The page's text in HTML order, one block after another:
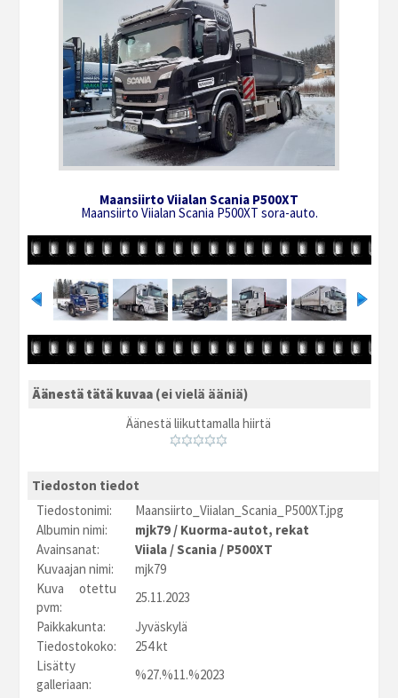
Maansiirto Viialan Scania P500XT
Maansiirto Viialan Scania P500XT sora-auto.
Äänestä tätä kuvaa (ei vielä ääniä)
Äänestä liikuttamalla hiirtä
Tiedoston tiedot
Tiedostonimi:
Maansiirto_Viialan_Scania_P500XT.jpg
Albumin nimi:
mjk79 / Kuorma-autot, rekat
Avainsanat:
Viiala /Scania / P500XT
Kuvaajan nimi:
mjk79
Kuva otettu
pvm:
25.11.2023
Paikkakunta:
Jyväskylä
Tiedostokoko:
254 kt
Lisätty
galleriaan:
%27.%11.%2023